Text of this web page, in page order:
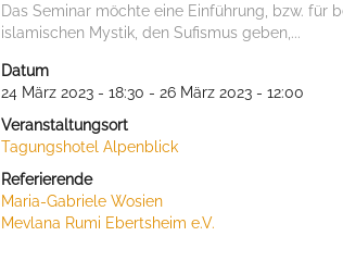
Das Seminar möchte eine Einführung, bzw.
islamischen Mystik, den Sufismus geben,...
Datum
24 März 2023 - 18:30 - 26 März 2023 - 12:00
Veranstaltungsort
Tagungshotel Alpenblick
Referierende
Maria-Gabriele Wosien
Mevlana Rumi Ebertsheim e.V.